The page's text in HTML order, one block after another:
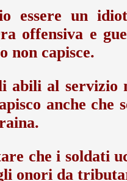
essere un
offensiva e
non capisce.
abili al servizio
anche che
che i soldati
onori da